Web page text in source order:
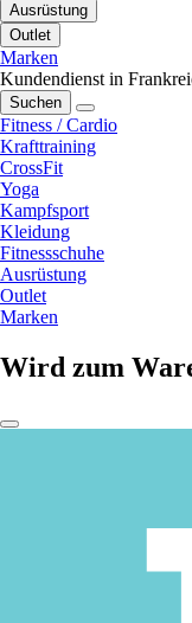
Ausrüstung
Outlet
Marken
Kundendienst in
Suchen
Fitness / Cardio
Krafttraining
CrossFit
Yoga
Kampfsport
Kleidung
Fitnessschuhe
Ausrüstung
Outlet
Marken
Wird zum